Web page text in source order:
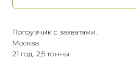
Погрузчик с захватами.
Москва.
21 год. 2,5 тонны